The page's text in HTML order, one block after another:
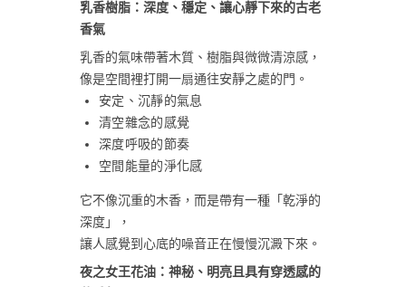
乳香樹脂：深度、穩定、讓心靜下來的古老
香氣
乳香的氣味帶著木質、樹脂與微微清涼感，
像是空間裡打開一扇通往安靜之處的門。
安定、沉靜的氣息
清空雜念的感覺
深度呼吸的節奏
空間能量的淨化感
它不像沉重的木香，而是帶有一種「乾淨的
深度」，
讓人感覺到心底的噪音正在慢慢沉澱下來。
夜之女王花油：神秘、明亮且具有穿透感的